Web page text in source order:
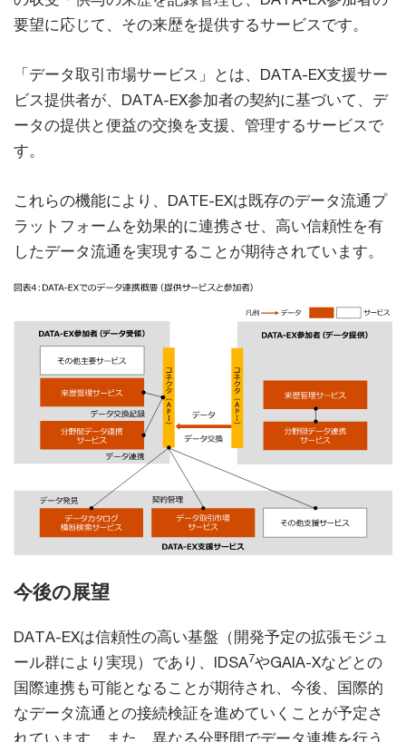
要望に応じて、その来歴を提供するサービスです。
「データ取引市場サービス」とは、DATA-EX支援サー
ビス提供者が、DATA-EX参加者の契約に基づいて、デ
ータの提供と便益の交換を支援、管理するサービスで
す。
これらの機能により、DATE-EXは既存のデータ流通プ
ラットフォームを効果的に連携させ、高い信頼性を有
したデータ流通を実現することが期待されています。
今後の展望
DATA-EXは信頼性の高い基盤（開発予定の拡張モジュ
ール群により実現）であり、IDSA7やGAIA-Xなどとの
国際連携も可能となることが期待され、今後、国際的
なデータ流通との接続検証を進めていくことが予定さ